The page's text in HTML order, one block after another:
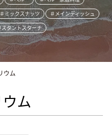
＃ミックスナッツ
＃メインディッシュ
スタントスターチ
ウム
ム